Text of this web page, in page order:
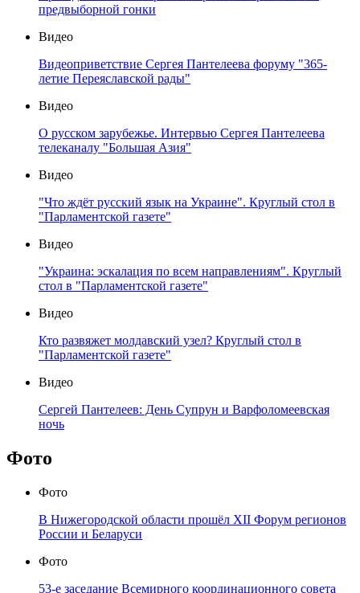
предвыборной гонки
Видео
Видеоприветствие Сергея Пантелеева форуму "365-
летие Переяславской рады"
Видео
О русском зарубежье. Интервью Сергея Пантелеева
телеканалу "Большая Азия"
Видео
"Что ждёт русский язык на Украине". Круглый стол в
"Парламентской газете"
Видео
"Украина: эскалация по всем направлениям". Круглый
стол в "Парламентской газете"
Видео
Кто развяжет молдавский узел? Круглый стол в
"Парламентской газете"
Видео
Сергей Пантелеев: День Супрун и Варфоломеевская
ночь
Фото
Фото
В Нижегородской области прошёл XII Форум регионов
России и Беларуси
Фото
53-е заседание Всемирного координационного совета